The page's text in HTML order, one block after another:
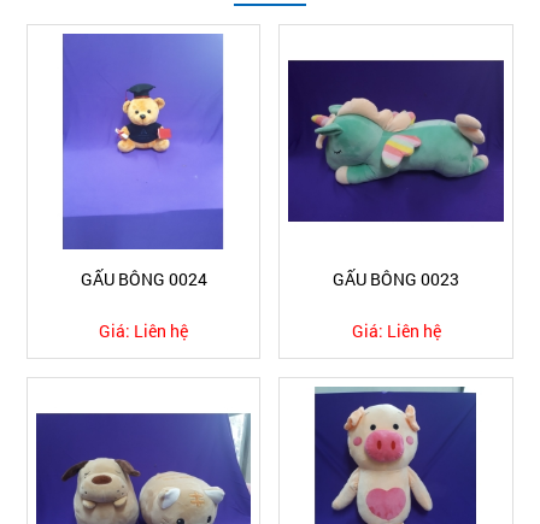
GẤU BÔNG 0024
Giá: Liên hệ
GẤU BÔNG 0023
Giá: Liên hệ